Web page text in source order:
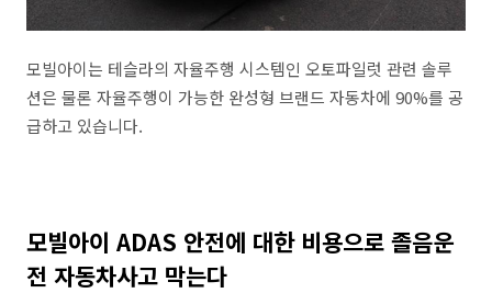
모빌아이는 테슬라의 자율주행 시스템인 오토파일럿 관련 솔루
션은 물론 자율주행이 가능한 완성형 브랜드 자동차에 90%를 공
급하고 있습니다.
모빌아이 ADAS 안전에 대한 비용으로 졸음운
전 자동차사고 막는다